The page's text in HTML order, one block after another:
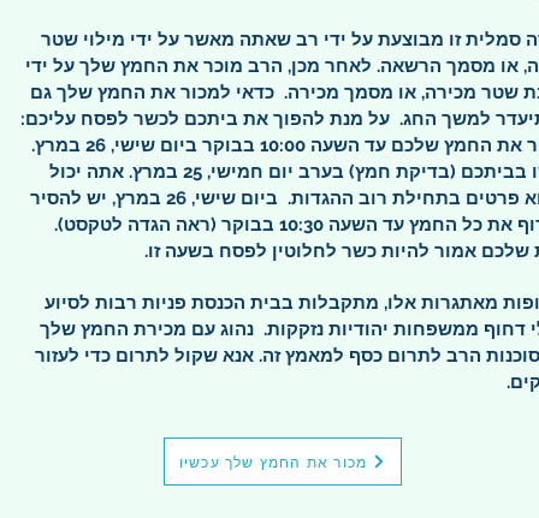
סמלית זו מבוצעת על ידי רב שאתה מאשר על ידי מילוי שטר
או מסמך הרשאה. לאחר מכן, הרב מוכר את החמץ שלך על ידי
שטר מכירה, או מסמך מכירה. כדאי למכור את החמץ שלך גם
למשך החג. על מנת להפוך את ביתכם לכשר לפסח עליכם:
שלכם עד השעה 10:00 בבוקר ביום שישי, 26 במרץ.
חפשו בביתכם (בדיקת חמץ) בערב יום חמישי, 25 במרץ. אתה יכול
פרטים בתחילת רוב ההגדות.
ביום שישי, 26 במרץ, יש להסיר
ולשרוף את כל החמץ עד השעה 10:30 בבוקר (ראה הגדה לטקסט).
שלכם אמור להיות כשר לחלוטין לפסח בשעה זו.
מאתגרות אלו, מתקבלות בבית הכנסת פניות רבות לסיוע
דחוף ממשפחות יהודיות נזקקות. נהוג עם מכירת החמץ שלך
הרב לתרום כסף למאמץ זה. אנא שקול לתרום כדי לעזור
מכור את החמץ שלך עכשיו